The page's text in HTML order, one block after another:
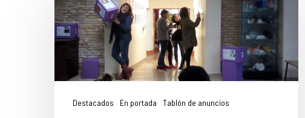
Destacados En portada Tablón de anuncios